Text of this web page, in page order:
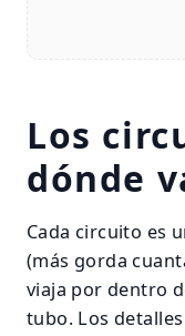
Los
dónde
Cada circuito es
(más gorda
viaja por dentro
tubo. Los